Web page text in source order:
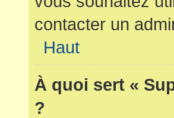
contacter un
Haut
À quoi sert «
?